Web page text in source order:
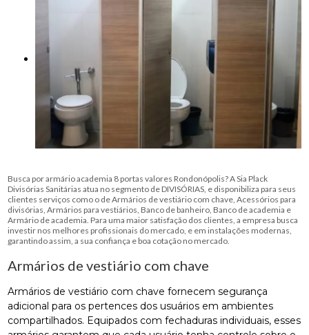
Busca por armário academia 8 portas valores Rondonópolis? A Sia Plack
Divisórias Sanitárias atua no segmento de DIVISÓRIAS, e disponibiliza para seus
clientes serviços como o de Armários de vestiário com chave, Acessórios para
divisórias, Armários para vestiários, Banco de banheiro, Banco de academia e
Armário de academia. Para uma maior satisfação dos clientes, a empresa busca
investir nos melhores profissionais do mercado, e em instalações modernas,
garantindo assim, a sua confiança e boa cotação no mercado.
Armários de vestiário com chave
Armários de vestiário com chave fornecem segurança
adicional para os pertences dos usuários em ambientes
compartilhados. Equipados com fechaduras individuais, esses